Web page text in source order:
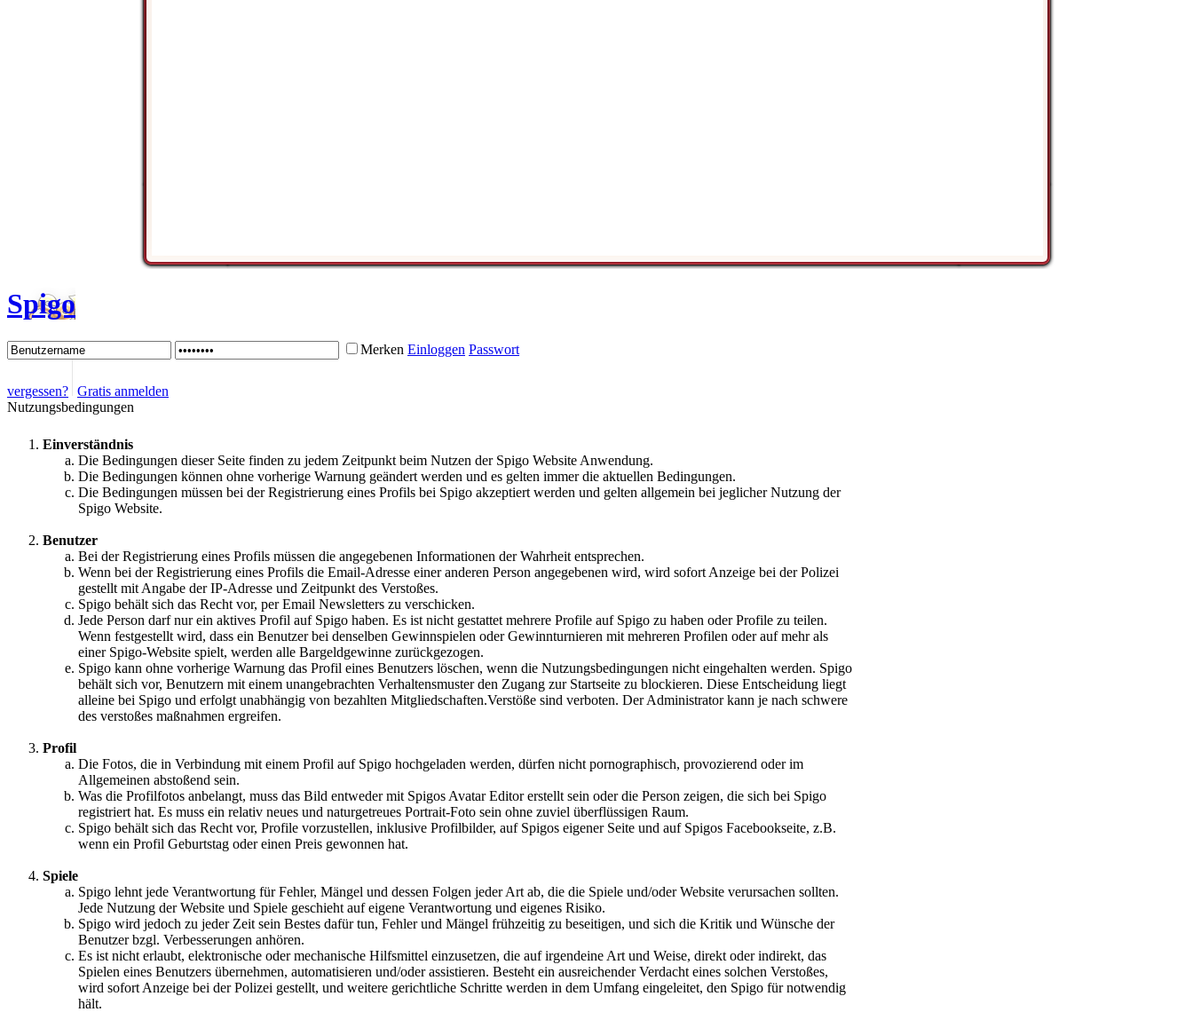
Spigo
Merken Einloggen Passwort
vergessen? Gratis anmelden
Nutzungsbedingungen
Einverständnis
Die Bedingungen dieser Seite finden zu jedem Zeitpunkt beim Nutzen der Spigo Website Anwendung.
Die Bedingungen können ohne vorherige Warnung geändert werden und es gelten immer die aktuellen Bedingungen.
Die Bedingungen müssen bei der Registrierung eines Profils bei Spigo akzeptiert werden und gelten allgemein bei jeglicher Nutzung der
Spigo Website.
Benutzer
Bei der Registrierung eines Profils müssen die angegebenen Informationen der Wahrheit entsprechen.
Wenn bei der Registrierung eines Profils die Email-Adresse einer anderen Person angegebenen wird, wird sofort Anzeige bei der Polizei
gestellt mit Angabe der IP-Adresse und Zeitpunkt des Verstoßes.
Spigo behält sich das Recht vor, per Email Newsletters zu verschicken.
Jede Person darf nur ein aktives Profil auf Spigo haben. Es ist nicht gestattet mehrere Profile auf Spigo zu haben oder Profile zu teilen.
Wenn festgestellt wird, dass ein Benutzer bei denselben Gewinnspielen oder Gewinnturnieren mit mehreren Profilen oder auf mehr als
einer Spigo-Website spielt, werden alle Bargeldgewinne zurückgezogen.
Spigo kann ohne vorherige Warnung das Profil eines Benutzers löschen, wenn die Nutzungsbedingungen nicht eingehalten werden. Spigo
behält sich vor, Benutzern mit einem unangebrachten Verhaltensmuster den Zugang zur Startseite zu blockieren. Diese Entscheidung liegt
alleine bei Spigo und erfolgt unabhängig von bezahlten Mitgliedschaften.Verstöße sind verboten. Der Administrator kann je nach schwere
des verstoßes maßnahmen ergreifen.
Profil
Die Fotos, die in Verbindung mit einem Profil auf Spigo hochgeladen werden, dürfen nicht pornographisch, provozierend oder im
Allgemeinen abstoßend sein.
Was die Profilfotos anbelangt, muss das Bild entweder mit Spigos Avatar Editor erstellt sein oder die Person zeigen, die sich bei Spigo
registriert hat. Es muss ein relativ neues und naturgetreues Portrait-Foto sein ohne zuviel überflüssigen Raum.
Spigo behält sich das Recht vor, Profile vorzustellen, inklusive Profilbilder, auf Spigos eigener Seite und auf Spigos Facebookseite, z.B.
wenn ein Profil Geburtstag oder einen Preis gewonnen hat.
Spiele
Spigo lehnt jede Verantwortung für Fehler, Mängel und dessen Folgen jeder Art ab, die die Spiele und/oder Website verursachen sollten.
Jede Nutzung der Website und Spiele geschieht auf eigene Verantwortung und eigenes Risiko.
Spigo wird jedoch zu jeder Zeit sein Bestes dafür tun, Fehler und Mängel frühzeitig zu beseitigen, und sich die Kritik und Wünsche der
Benutzer bzgl. Verbesserungen anhören.
Es ist nicht erlaubt, elektronische oder mechanische Hilfsmittel einzusetzen, die auf irgendeine Art und Weise, direkt oder indirekt, das
Spielen eines Benutzers übernehmen, automatisieren und/oder assistieren. Besteht ein ausreichender Verdacht eines solchen Verstoßes,
wird sofort Anzeige bei der Polizei gestellt, und weitere gerichtliche Schritte werden in dem Umfang eingeleitet, den Spigo für notwendig
hält.